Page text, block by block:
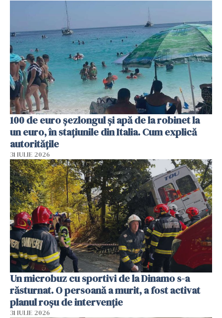
100 de euro șezlongul și apă de la robinet la
un euro, în stațiunile din Italia. Cum explică
autoritățile
31 IULIE 2026
Un microbuz cu sportivi de la Dinamo s-a
răsturnat. O persoană a murit, a fost activat
planul roșu de intervenție
31 IULIE 2026